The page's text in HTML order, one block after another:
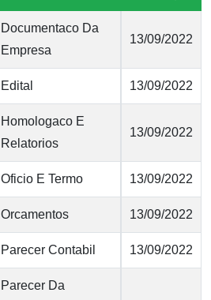
Documentaco Da
Empresa
13/09/2022
Edital 13/09/2022
Homologaco E
Relatorios
13/09/2022
Oficio E Termo 13/09/2022
Orcamentos 13/09/2022
Parecer Contabil 13/09/2022
Parecer Da